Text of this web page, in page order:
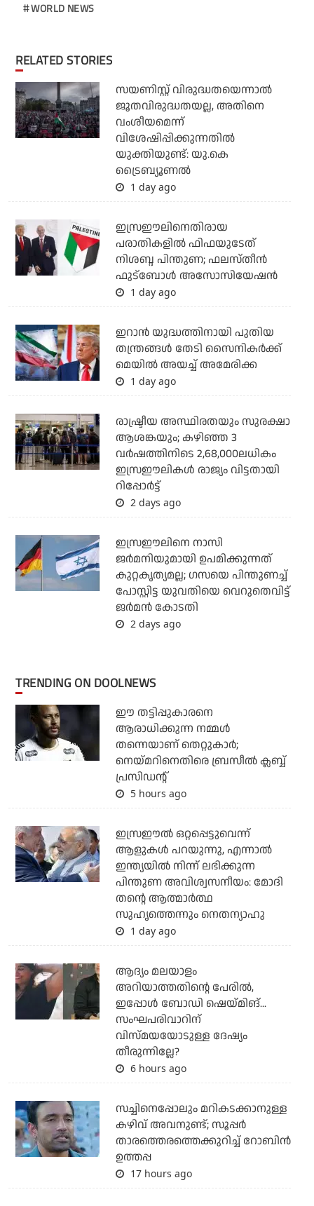
WORLD NEWS
RELATED STORIES
സയണിസ്റ്റ് വിരുദ്ധതയെന്നാല്‍
ജൂതവിരുദ്ധതയല്ല, അതിനെ
വംശീയമെന്ന്
വിശേഷിപ്പിക്കുന്നതില്‍
യുക്തിയുണ്ട്: യു.കെ
ട്രൈബ്യൂണല്‍
1 day ago
ഇസ്രഈലിനെതിരായ
പരാതികളില്‍ ഫിഫയുടേത്
നിശബ്ദ പിന്തുണ; ഫലസ്തീന്‍
ഫുട്‌ബോള്‍ അസോസിയേഷന്‍
1 day ago
ഇറാന്‍ യുദ്ധത്തിനായി പുതിയ
തന്ത്രങ്ങള്‍ തേടി സൈനികര്‍ക്ക്
മെയില്‍ അയച്ച് അമേരിക്ക
1 day ago
രാഷ്ട്രീയ അസ്ഥിരതയും സുരക്ഷാ
ആശങ്കയും; കഴിഞ്ഞ 3
വര്‍ഷത്തിനിടെ 2,68,000ലധികം
ഇസ്രഈലികള്‍ രാജ്യം വിട്ടതായി
റിപ്പോര്‍ട്ട്
2 days ago
ഇസ്രഈലിനെ നാസി
ജര്‍മനിയുമായി ഉപമിക്കുന്നത്
കുറ്റകൃത്യമല്ല; ഗസയെ പിന്തുണച്ച്
പോസ്റ്റിട്ട യുവതിയെ വെറുതെവിട്ട്
ജര്‍മന്‍ കോടതി
2 days ago
TRENDING ON DOOLNEWS
ഈ തട്ടിപ്പുകാരനെ
ആരാധിക്കുന്ന നമ്മള്‍
തന്നെയാണ് തെറ്റുകാര്‍;
നെയ്മറിനെതിരെ ബ്രസീല്‍ ക്ലബ്ബ്
പ്രസിഡന്റ്
5 hours ago
ഇസ്രഈല്‍ ഒറ്റപ്പെട്ടുവെന്ന്
ആളുകള്‍ പറയുന്നു, എന്നാല്‍
ഇന്ത്യയില്‍ നിന്ന് ലഭിക്കുന്ന
പിന്തുണ അവിശ്വസനീയം: മോദി
തന്റെ ആത്മാര്‍ത്ഥ
സുഹൃത്തെന്നും നെതന്യാഹു
1 day ago
ആദ്യം മലയാളം
അറിയാത്തതിന്റെ പേരില്‍,
ഇപ്പോള്‍ ബോഡി ഷെയ്മിങ്...
സംഘപരിവാറിന്
വിസ്മയയോടുള്ള ദേഷ്യം
തീരുന്നില്ലേ?
6 hours ago
സച്ചിനെപ്പോലും മറികടക്കാനുള്ള
കഴിവ് അവനുണ്ട്; സൂപ്പര്‍
താരത്തെരത്തെക്കുറിച്ച് റോബിന്‍
ഉത്തപ്പ
17 hours ago